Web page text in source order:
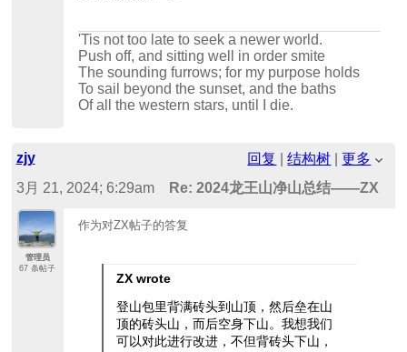
'Tis not too late to seek a newer world.
Push off, and sitting well in order smite
The sounding furrows; for my purpose holds
To sail beyond the sunset, and the baths
Of all the western stars, until I die.
zjy 回复 |结构树 |更多
3月 21, 2024; 6:29am
Re: 2024龙王山净山总结——ZX
管理员
67 条帖子
作为对ZX帖子的答复
ZX wrote
登山包里背满砖头到山顶，然后垒在山
顶的砖头山，而后空身下山。我想我们
可以对此进行改进，不但背砖头下山，